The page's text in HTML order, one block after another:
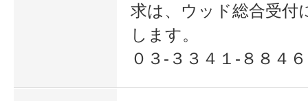
求は、ウッド総合受付
します。
０３-３３４１-８８４６